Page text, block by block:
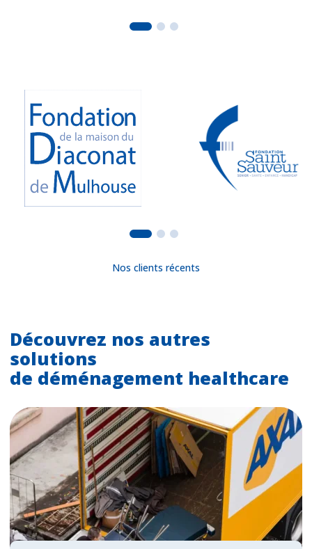
Nos clients récents
Découvrez nos autres
solutions
de déménagement healthcare